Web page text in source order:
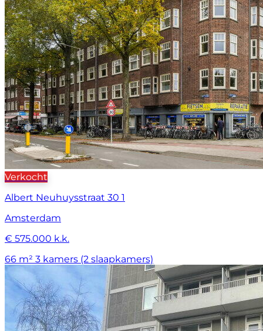
Verkocht
Albert Neuhuysstraat 30 1
Amsterdam
€ 575.000 k.k.
66 m² 3 kamers (2 slaapkamers)